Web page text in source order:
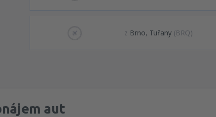
z Brno, Tuřany (BRQ)
aut